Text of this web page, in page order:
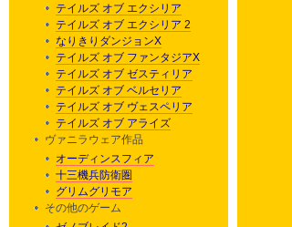
テイルズ オブ エクシリア
テイルズ オブ エクシリア 2
なりきりダンジョンX
テイルズ オブ ファンタジアX
テイルズ オブ ゼスティリア
テイルズ オブ ベルセリア
テイルズ オブ ヴェスペリア
テイルズ オブ アライズ
ヴァニラウェア作品
オーディンスフィア
十三機兵防衛圏
グリムグリモア
その他のゲーム